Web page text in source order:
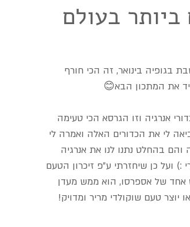
ביותר בעולם
בגופיה בינואר, זה הכי חורף
את המתכון הבא😊
אנרגיה וזו הגרסא הכי טעימה
לי את הכדורים האלה ואמרה לי
בהחלט נתנו לנו את אנרגיה
:) ועל כן שיחזרתי ע"פ זיכרון הטעם
אחד של אספרסו, הוא ממש מעדן
טעם שוקולדי מריר ומדויק!